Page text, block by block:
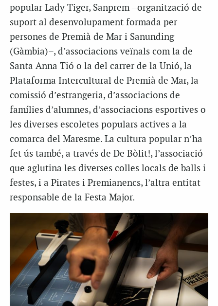
popular Lady Tiger, Sanprem –organització de
suport al desenvolupament formada per
persones de Premià de Mar i Sanunding
(Gàmbia)–, d’associacions veïnals com la de
Santa Anna Tió o la del carrer de la Unió, la
Plataforma Intercultural de Premià de Mar, la
comissió d’estrangeria, d’associacions de
famílies d’alumnes, d’associacions esportives o
les diverses escoletes populars actives a la
comarca del Maresme. La cultura popular n’ha
fet ús també, a través de De Bòlit!, l’associació
que aglutina les diverses colles locals de balls i
festes, i a Pirates i Premianencs, l’altra entitat
responsable de la Festa Major.